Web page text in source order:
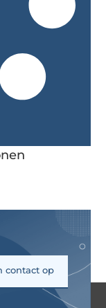
contact op